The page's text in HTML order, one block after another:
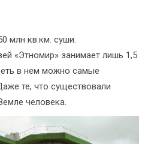
млн кв.км. суши.
«Этномир» занимает лишь 1,5
в нем можно самые
те, что существовали
человека.